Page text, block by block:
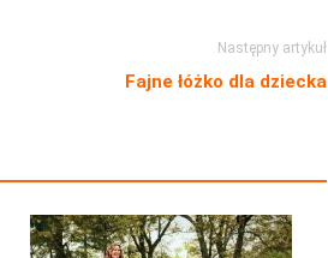
Następny artykuł
Fajne łóżko dla dziecka